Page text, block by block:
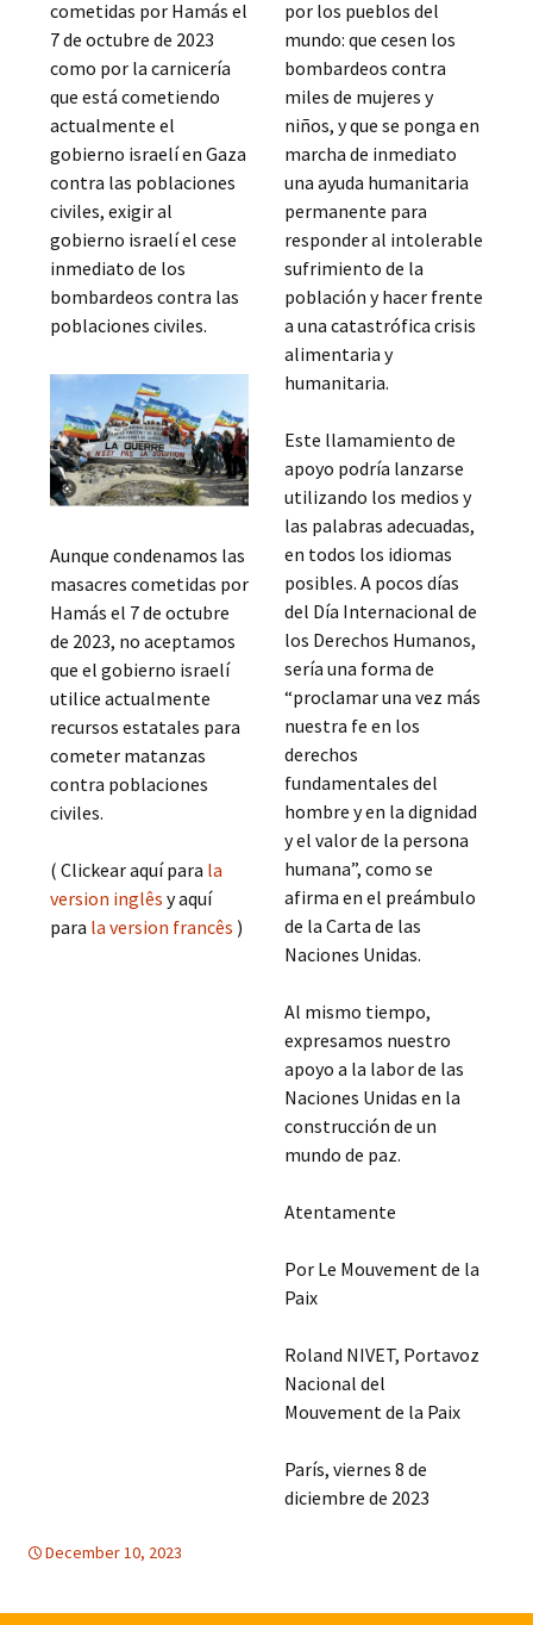
cometidas por Hamás el
7 de octubre de 2023
como por la carnicería
que está cometiendo
actualmente el
gobierno israelí en Gaza
contra las poblaciones
civiles, exigir al
gobierno israelí el cese
inmediato de los
bombardeos contra las
poblaciones civiles.
Aunque condenamos las
masacres cometidas por
Hamás el 7 de octubre
de 2023, no aceptamos
que el gobierno israelí
utilice actualmente
recursos estatales para
cometer matanzas
contra poblaciones
civiles.
( Clickear aquí para la
version inglês y aquí
para la version francês )
por los pueblos del
mundo: que cesen los
bombardeos contra
miles de mujeres y
niños, y que se ponga en
marcha de inmediato
una ayuda humanitaria
permanente para
responder al intolerable
sufrimiento de la
población y hacer frente
a una catastrófica crisis
alimentaria y
humanitaria.
Este llamamiento de
apoyo podría lanzarse
utilizando los medios y
las palabras adecuadas,
en todos los idiomas
posibles. A pocos días
del Día Internacional de
los Derechos Humanos,
sería una forma de
“proclamar una vez más
nuestra fe en los
derechos
fundamentales del
hombre y en la dignidad
y el valor de la persona
humana”, como se
afirma en el preámbulo
de la Carta de las
Naciones Unidas.
Al mismo tiempo,
expresamos nuestro
apoyo a la labor de las
Naciones Unidas en la
construcción de un
mundo de paz.
Atentamente
Por Le Mouvement de la
Paix
Roland NIVET, Portavoz
Nacional del
Mouvement de la Paix
París, viernes 8 de
diciembre de 2023
December 10, 2023